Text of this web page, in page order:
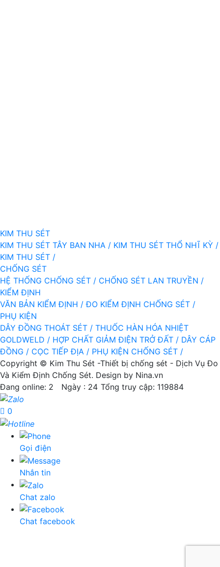
KIM THU SÉT
KIM THU SÉT TÂY BAN NHA / KIM THU SÉT THỔ NHĨ KỲ /
KIM THU SÉT /
CHỐNG SÉT
HỆ THỐNG CHỐNG SÉT / CHỐNG SÉT LAN TRUYỀN /
KIỂM ĐỊNH
VĂN BẢN KIỂM ĐỊNH /ĐO KIỂM ĐỊNH CHỐNG SÉT /
PHỤ KIỆN
DÂY ĐỒNG THOÁT SÉT / THUỐC HÀN HÓA NHIỆT
GOLDWELD / HỢP CHẤT GIẢM ĐIỆN TRỞ ĐẤT / DÂY CÁP
ĐỒNG / CỌC TIẾP ĐỊA / PHỤ KIỆN CHỐNG SÉT /
Copyright © Kim Thu Sét -Thiết bị chống sét - Dịch Vụ Đo
Và Kiểm Định Chống Sét. Design by Nina.vn
Đang online: 2
Ngày : 24 Tổng truy cập: 119884
0
Gọi điện
Nhắn tin
Chat zalo
Chat facebook